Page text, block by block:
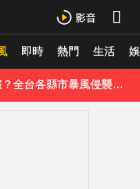
即時 熱門 生活白海豚進逼會放颱風假？全台各縣市暴風侵襲率曝
《理財達人秀》X 安聯投信免費講座報名中！搶先卡位 2027